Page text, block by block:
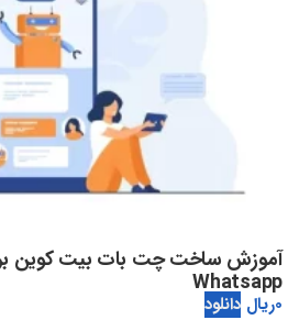
آموزش ساخت چت بات بیت کوین
Whatsapp
0ریال دانلود